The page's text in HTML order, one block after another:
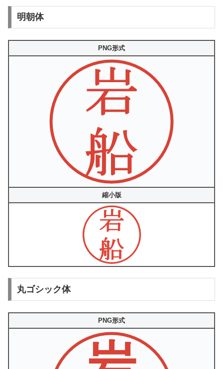
明朝体
PNG形式
縮小版
丸ゴシック体
PNG形式